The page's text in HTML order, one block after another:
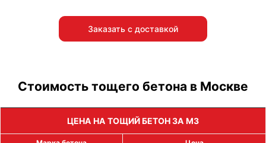
Заказать с доставкой
Стоимость тощего бетона в Москве
ЦЕНА НА ТОЩИЙ БЕТОН ЗА М3